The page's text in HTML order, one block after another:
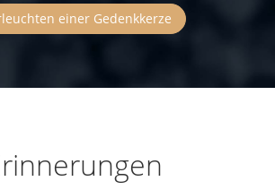
einer Gedenkkerze